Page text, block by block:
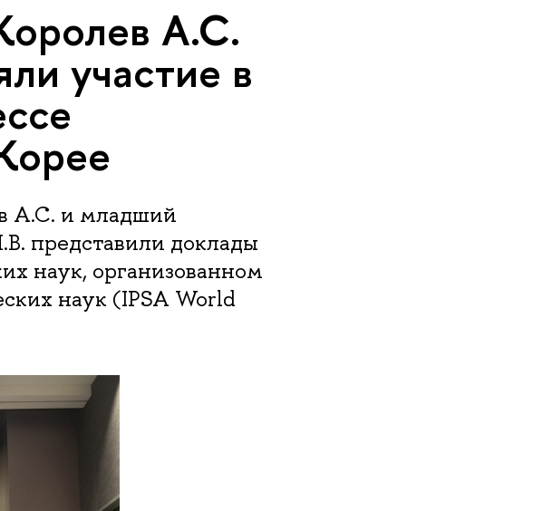
А.С.
участие в
А.С. и младший
представили доклады
наук, организованном
наук (IPSA World